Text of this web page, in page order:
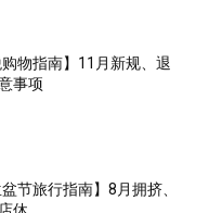
购物指南】11月新规、退
事项
节旅行指南】8月拥挤、